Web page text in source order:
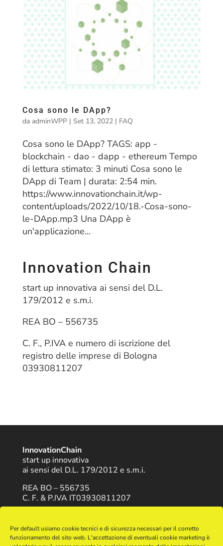
Per default usiamo cookie tecnici e di sicurezza necessari per il corretto
funzionamento del sito web. L'accettazione di eventuali cookie marketing è
Cosa sono le DApp?
da adminWPP| Set 13, 2022| FAQ
Cosa sono le DApp? TAGS: app -
blockchain - dao - dapp - ethereum Tempo
di lettura stimato: 3 minuti Cosa sono le
DApp di Team | durata: 2:54 min.
https://www.innovationchain.it/wp-
content/uploads/2022/10/18.-Cosa-sono-
le-DApp.mp3 Una DApp è
un'applicazione...
Innovation Chain
start up innovativa ai sensi del D.L.
179/2012 e s.m.i.
REA BO – 556735
C. F., P.IVA e numero di iscrizione del
registro delle imprese di Bologna
03930811207
InnovationChain
start up innovativa
ai sensi del D.L. 179/2012 e s.m.i.
REA BO – 556735
C. F. & P.IVA IT03930811207